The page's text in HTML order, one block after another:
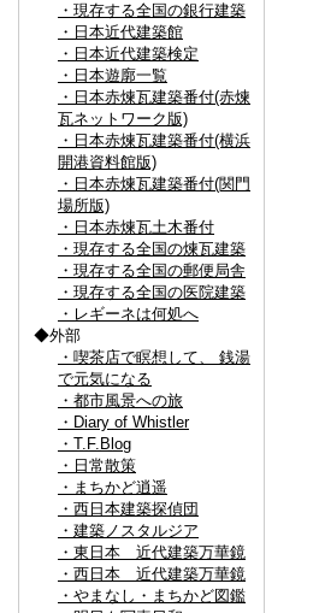
・現存する全国の銀行建築
・日本近代建築館
・日本近代建築検定
・日本遊廓一覧
・日本赤煉瓦建築番付(赤煉
瓦ネットワーク版)
・日本赤煉瓦建築番付(横浜
開港資料館版)
・日本赤煉瓦建築番付(関門
場所版)
・日本赤煉瓦土木番付
・現存する全国の煉瓦建築
・現存する全国の郵便局舎
・現存する全国の医院建築
・レギーネは何処へ
◆外部
・喫茶店で瞑想して、 銭湯
で元気になる
・都市風景への旅
・Diary of Whistler
・T.F.Blog
・日常散策
・まちかど逍遥
・西日本建築探偵団
・建築ノスタルジア
・東日本 近代建築万華鏡
・西日本 近代建築万華鏡
・やまなし・まちかど図鑑